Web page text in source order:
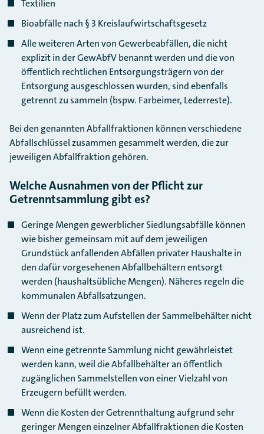
Textilien
Bioabfälle nach § 3 Kreislaufwirtschaftsgesetz
Alle weiteren Arten von Gewerbeabfällen, die nicht
explizit in der GewAbfV benannt werden und die von
öffentlich rechtlichen Entsorgungsträgern von der
Entsorgung ausgeschlossen wurden, sind ebenfalls
getrennt zu sammeln (bspw. Farbeimer, Lederreste).
Bei den genannten Abfallfraktionen können verschiedene
Abfallschlüssel zusammen gesammelt werden, die zur
jeweiligen Abfallfraktion gehören.
Welche Ausnahmen von der Pflicht zur
Getrenntsammlung gibt es?
Geringe Mengen gewerblicher Siedlungsabfälle können
wie bisher gemeinsam mit auf dem jeweiligen
Grundstück anfallenden Abfällen privater Haushalte in
den dafür vorgesehenen Abfallbehältern entsorgt
werden (haushaltsübliche Mengen). Näheres regeln die
kommunalen Abfallsatzungen.
Wenn der Platz zum Aufstellen der Sammelbehälter nicht
ausreichend ist.
Wenn eine getrennte Sammlung nicht gewährleistet
werden kann, weil die Abfallbehälter an öffentlich
zugänglichen Sammelstellen von einer Vielzahl von
Erzeugern befüllt werden.
Wenn die Kosten der Getrennthaltung aufgrund sehr
geringer Mengen einzelner Abfallfraktionen die Kosten